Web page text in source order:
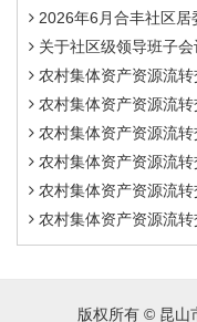
2026年6月合丰社区居
关于社区级领导班子
农村集体资产资源流
农村集体资产资源流
农村集体资产资源流
农村集体资产资源流
农村集体资产资源流
农村集体资产资源流
版权所有 © 昆山